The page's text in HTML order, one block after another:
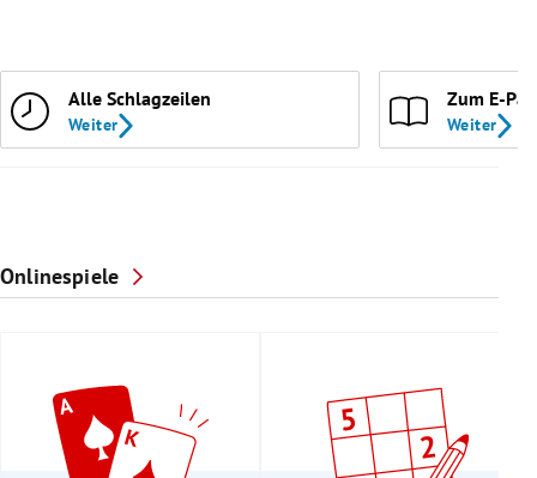
Alle Schlagzeilen
Weiter
Zum E-
Weiter
Onlinespiele